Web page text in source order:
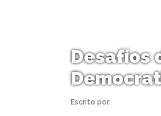
Desafíos
Escrito por: